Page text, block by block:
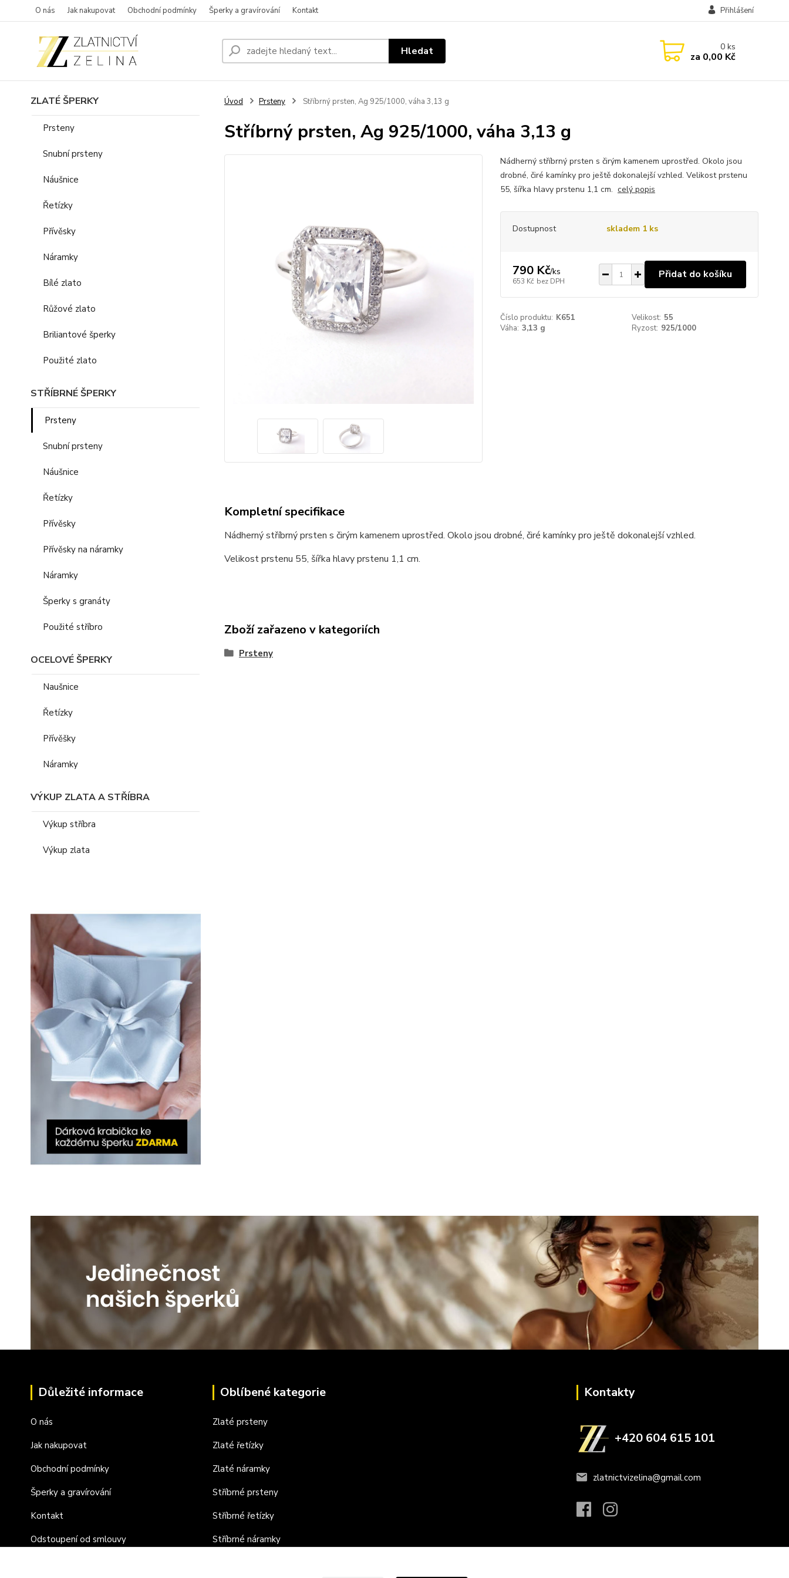
O nás Jak nakupovat Obchodní podmínky Šperky a gravírování Kontakt Přihlášení
Hledat 0ks
za 0,00 Kč
ZLATÉ ŠPERKY
Prsteny
Snubní prsteny
Náušnice
Řetízky
Přívěsky
Náramky
Bílé zlato
Růžové zlato
Briliantové šperky
Použité zlato
STŘÍBRNÉ ŠPERKY
Prsteny
Snubní prsteny
Náušnice
Řetízky
Přívěsky
Přívěsky na náramky
Náramky
Šperky s granáty
Použité stříbro
OCELOVÉ ŠPERKY
Naušnice
Řetízky
Přívěšky
Náramky
VÝKUP ZLATA A STŘÍBRA
Výkup stříbra
Výkup zlata
Úvod Prsteny Stříbrný prsten, Ag 925/1000, váha 3,13 g
Stříbrný prsten, Ag 925/1000, váha 3,13 g
Nádherný stříbrný prsten s čirým kamenem uprostřed. Okolo jsou
drobné, čiré kamínky pro ještě dokonalejší vzhled. Velikost prstenu
55, šířka hlavy prstenu 1,1 cm. celý popis
Dostupnost skladem 1 ks
790 Kč/ks
653 Kč bez DPH
Přidat do košíku
Číslo produktu: K651 Velikost: 55
Váha: 3,13 g Ryzost: 925/1000
Kompletní specifikace
Nádherný stříbrný prsten s čirým kamenem uprostřed. Okolo jsou drobné, čiré kamínky pro ještě dokonalejší vzhled.
Velikost prstenu 55, šířka hlavy prstenu 1,1 cm.
Zboží zařazeno v kategoriích
Prsteny
Důležité informace
O nás
Jak nakupovat
Obchodní podmínky
Šperky a gravírování
Kontakt
Odstoupení od smlouvy
Oblíbené kategorie
Zlaté prsteny
Zlaté řetízky
Zlaté náramky
Stříbrné prsteny
Stříbrné řetízky
Stříbrné náramky
Kontakty
+420 604 615 101
zlatnictvizelina@gmail.com